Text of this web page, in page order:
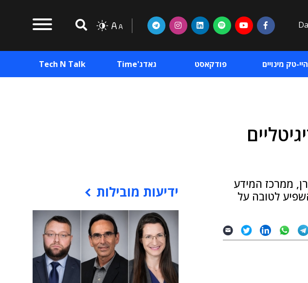
היי-טק מינויים פודקאסט גאדג'Time Tech N Talk
ד"ר עמליה רן, ממרכז המידע
לטובה על
ידיעות מובילות